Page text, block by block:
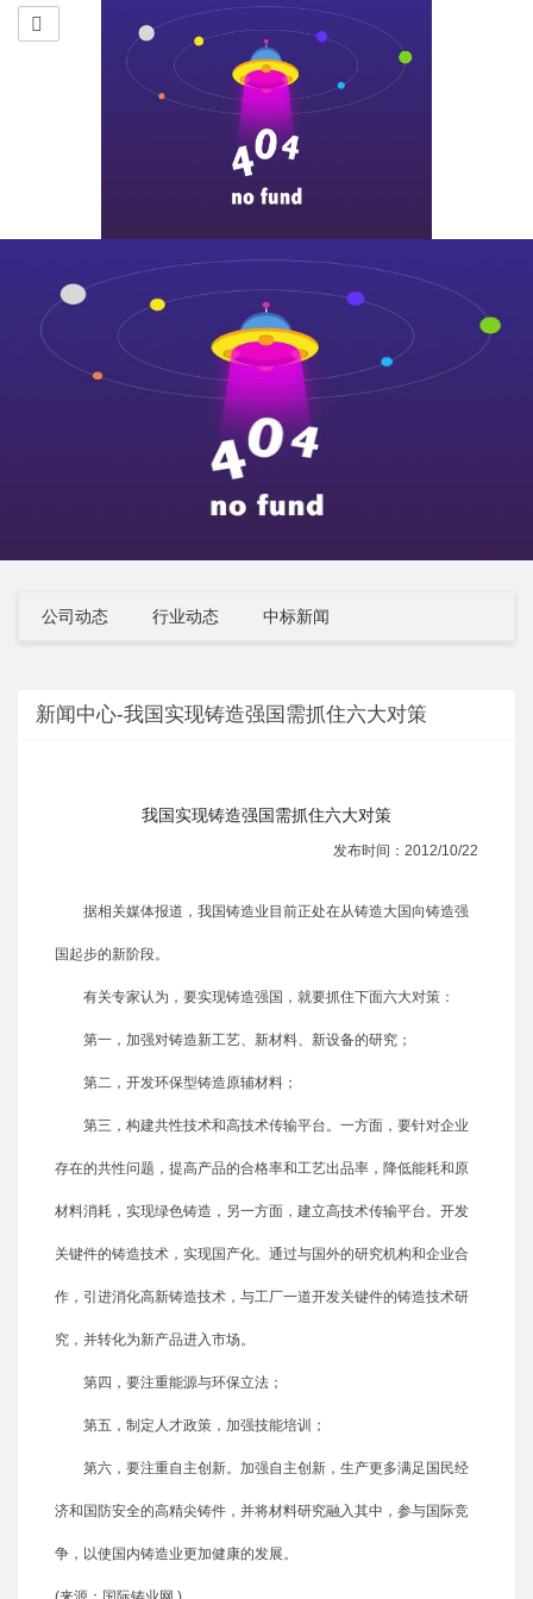
公司动态 行业动态 中标新闻
新闻中心-我国实现铸造强国需抓住六大对策
我国实现铸造强国需抓住六大对策
发布时间：2012/10/22
据相关媒体报道，我国铸造业目前正处在从铸造大国向铸造强
国起步的新阶段。
有关专家认为，要实现铸造强国，就要抓住下面六大对策：
第一，加强对铸造新工艺、新材料、新设备的研究；
第二，开发环保型铸造原辅材料；
第三，构建共性技术和高技术传输平台。一方面，要针对企业
存在的共性问题，提高产品的合格率和工艺出品率，降低能耗和原
材料消耗，实现绿色铸造，另一方面，建立高技术传输平台。开发
关键件的铸造技术，实现国产化。通过与国外的研究机构和企业合
作，引进消化高新铸造技术，与工厂一道开发关键件的铸造技术研
究，并转化为新产品进入市场。
第四，要注重能源与环保立法；
第五，制定人才政策，加强技能培训；
第六，要注重自主创新。加强自主创新，生产更多满足国民经
济和国防安全的高精尖铸件，并将材料研究融入其中，参与国际竞
争，以使国内铸造业更加健康的发展。